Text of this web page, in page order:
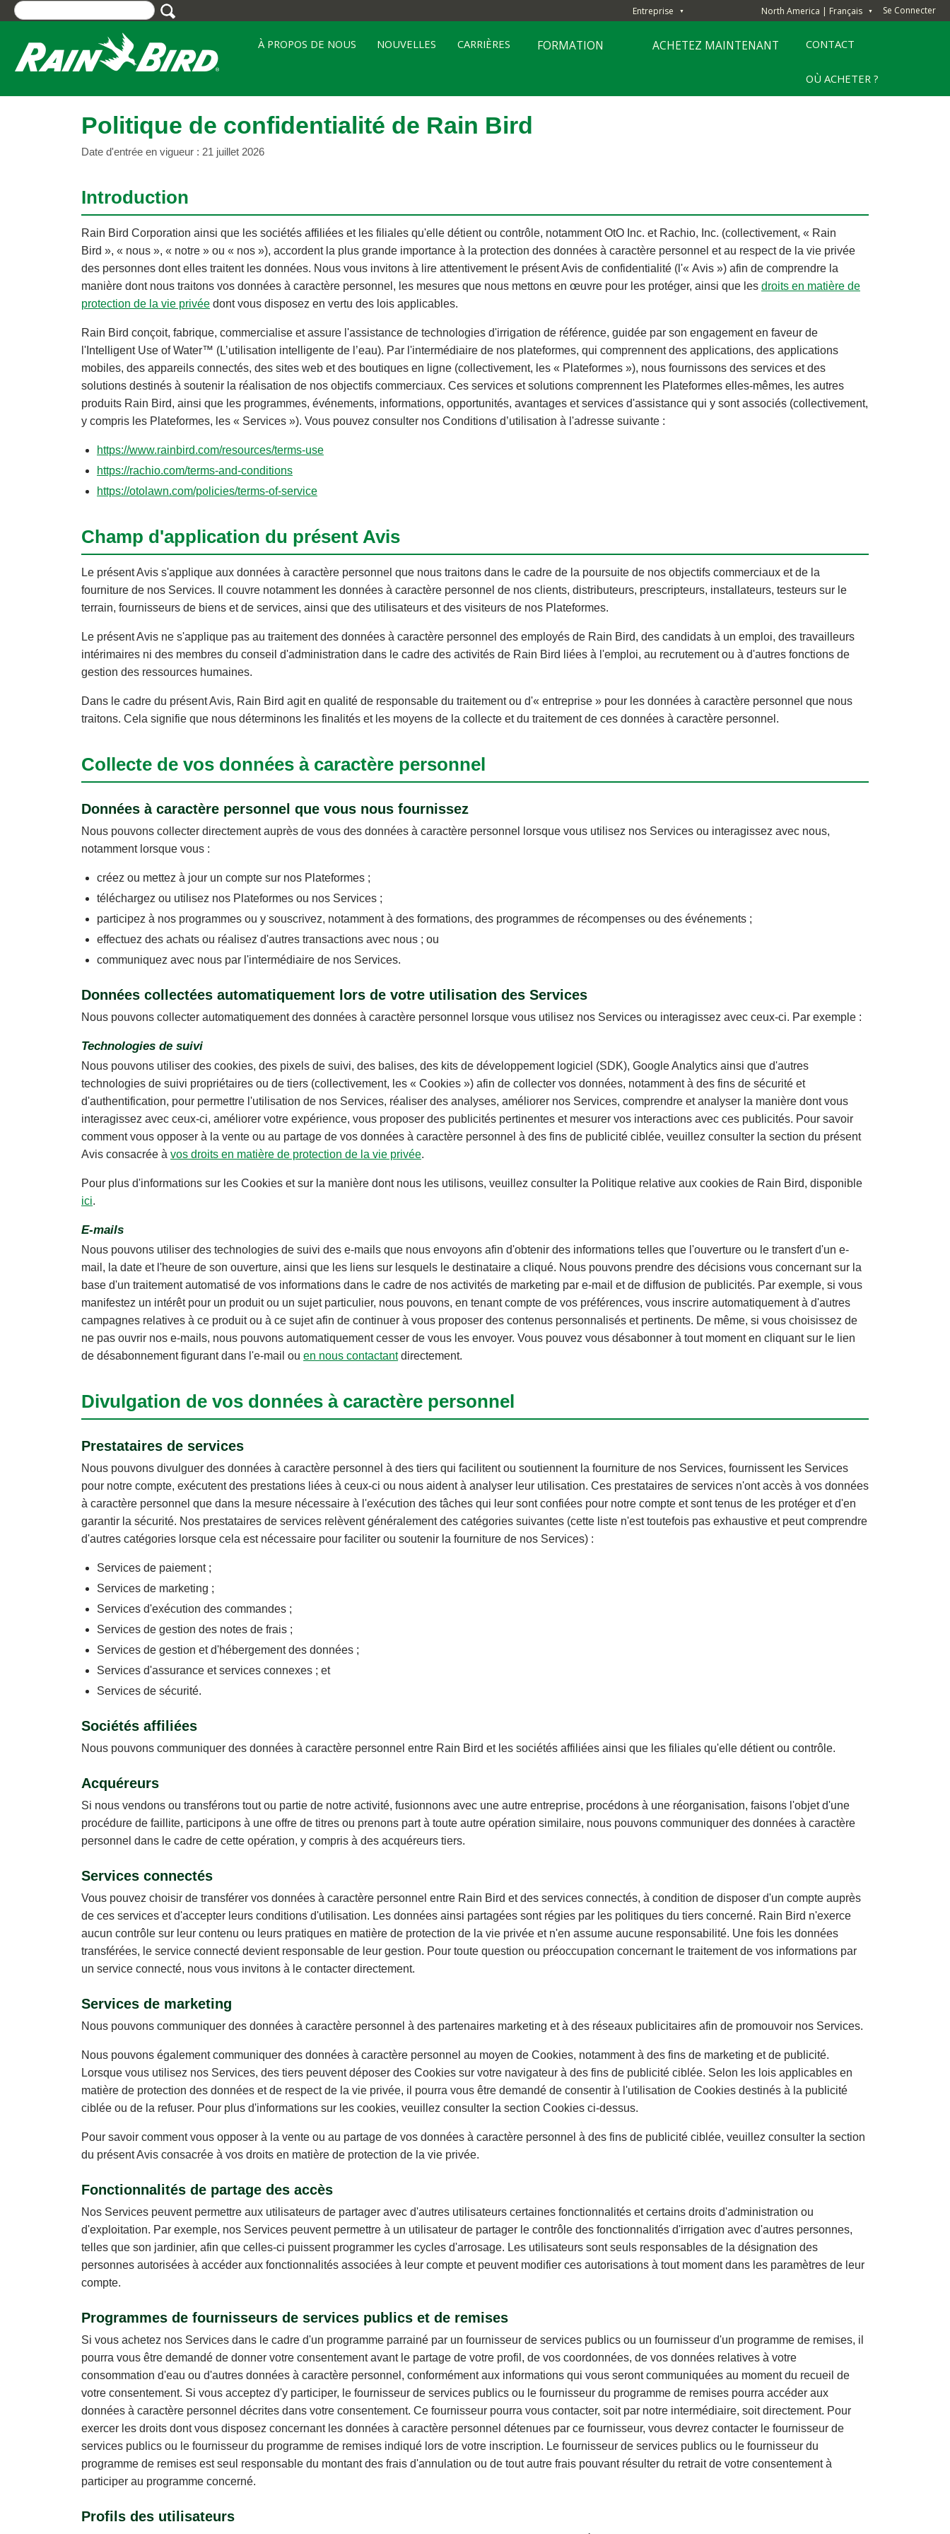
Skip
to
content
Entreprise ▼ North America | Français ▼ Se Connecter
À PROPOS DE NOUS NOUVELLES CARRIÈRES FORMATION ACHETEZ MAINTENANT CONTACT
OÙ ACHETER ?
Politique de confidentialité de Rain Bird
Date d'entrée en vigueur : 21 juillet 2026
Introduction
Rain Bird Corporation ainsi que les sociétés affiliées et les filiales qu'elle détient ou contrôle, notamment OtO Inc. et Rachio, Inc. (collectivement, « Rain
Bird », « nous », « notre » ou « nos »), accordent la plus grande importance à la protection des données à caractère personnel et au respect de la vie privée
des personnes dont elles traitent les données. Nous vous invitons à lire attentivement le présent Avis de confidentialité (l'« Avis ») afin de comprendre la
manière dont nous traitons vos données à caractère personnel, les mesures que nous mettons en œuvre pour les protéger, ainsi que les droits en matière de
protection de la vie privée dont vous disposez en vertu des lois applicables.
Rain Bird conçoit, fabrique, commercialise et assure l'assistance de technologies d'irrigation de référence, guidée par son engagement en faveur de
l'Intelligent Use of Water™ (L’utilisation intelligente de l’eau). Par l'intermédiaire de nos plateformes, qui comprennent des applications, des applications
mobiles, des appareils connectés, des sites web et des boutiques en ligne (collectivement, les « Plateformes »), nous fournissons des services et des
solutions destinés à soutenir la réalisation de nos objectifs commerciaux. Ces services et solutions comprennent les Plateformes elles-mêmes, les autres
produits Rain Bird, ainsi que les programmes, événements, informations, opportunités, avantages et services d'assistance qui y sont associés (collectivement,
y compris les Plateformes, les « Services »). Vous pouvez consulter nos Conditions d’utilisation à l'adresse suivante :
https://www.rainbird.com/resources/terms-use
https://rachio.com/terms-and-conditions
https://otolawn.com/policies/terms-of-service
Champ d'application du présent Avis
Le présent Avis s'applique aux données à caractère personnel que nous traitons dans le cadre de la poursuite de nos objectifs commerciaux et de la
fourniture de nos Services. Il couvre notamment les données à caractère personnel de nos clients, distributeurs, prescripteurs, installateurs, testeurs sur le
terrain, fournisseurs de biens et de services, ainsi que des utilisateurs et des visiteurs de nos Plateformes.
Le présent Avis ne s'applique pas au traitement des données à caractère personnel des employés de Rain Bird, des candidats à un emploi, des travailleurs
intérimaires ni des membres du conseil d'administration dans le cadre des activités de Rain Bird liées à l'emploi, au recrutement ou à d'autres fonctions de
gestion des ressources humaines.
Dans le cadre du présent Avis, Rain Bird agit en qualité de responsable du traitement ou d'« entreprise » pour les données à caractère personnel que nous
traitons. Cela signifie que nous déterminons les finalités et les moyens de la collecte et du traitement de ces données à caractère personnel.
Collecte de vos données à caractère personnel
Données à caractère personnel que vous nous fournissez
Nous pouvons collecter directement auprès de vous des données à caractère personnel lorsque vous utilisez nos Services ou interagissez avec nous,
notamment lorsque vous :
créez ou mettez à jour un compte sur nos Plateformes ;
téléchargez ou utilisez nos Plateformes ou nos Services ;
participez à nos programmes ou y souscrivez, notamment à des formations, des programmes de récompenses ou des événements ;
effectuez des achats ou réalisez d'autres transactions avec nous ; ou
communiquez avec nous par l'intermédiaire de nos Services.
Données collectées automatiquement lors de votre utilisation des Services
Nous pouvons collecter automatiquement des données à caractère personnel lorsque vous utilisez nos Services ou interagissez avec ceux-ci. Par exemple :
Technologies de suivi
Nous pouvons utiliser des cookies, des pixels de suivi, des balises, des kits de développement logiciel (SDK), Google Analytics ainsi que d'autres
technologies de suivi propriétaires ou de tiers (collectivement, les « Cookies ») afin de collecter vos données, notamment à des fins de sécurité et
d'authentification, pour permettre l'utilisation de nos Services, réaliser des analyses, améliorer nos Services, comprendre et analyser la manière dont vous
interagissez avec ceux-ci, améliorer votre expérience, vous proposer des publicités pertinentes et mesurer vos interactions avec ces publicités. Pour savoir
comment vous opposer à la vente ou au partage de vos données à caractère personnel à des fins de publicité ciblée, veuillez consulter la section du présent
Avis consacrée à vos droits en matière de protection de la vie privée.
Pour plus d'informations sur les Cookies et sur la manière dont nous les utilisons, veuillez consulter la Politique relative aux cookies de Rain Bird, disponible
ici.
E-mails
Nous pouvons utiliser des technologies de suivi des e-mails que nous envoyons afin d'obtenir des informations telles que l'ouverture ou le transfert d'un e-
mail, la date et l'heure de son ouverture, ainsi que les liens sur lesquels le destinataire a cliqué. Nous pouvons prendre des décisions vous concernant sur la
base d'un traitement automatisé de vos informations dans le cadre de nos activités de marketing par e-mail et de diffusion de publicités. Par exemple, si vous
manifestez un intérêt pour un produit ou un sujet particulier, nous pouvons, en tenant compte de vos préférences, vous inscrire automatiquement à d'autres
campagnes relatives à ce produit ou à ce sujet afin de continuer à vous proposer des contenus personnalisés et pertinents. De même, si vous choisissez de
ne pas ouvrir nos e-mails, nous pouvons automatiquement cesser de vous les envoyer. Vous pouvez vous désabonner à tout moment en cliquant sur le lien
de désabonnement figurant dans l'e-mail ou en nous contactantdirectement.
Divulgation de vos données à caractère personnel
Prestataires de services
Nous pouvons divulguer des données à caractère personnel à des tiers qui facilitent ou soutiennent la fourniture de nos Services, fournissent les Services
pour notre compte, exécutent des prestations liées à ceux-ci ou nous aident à analyser leur utilisation. Ces prestataires de services n'ont accès à vos données
à caractère personnel que dans la mesure nécessaire à l'exécution des tâches qui leur sont confiées pour notre compte et sont tenus de les protéger et d'en
garantir la sécurité. Nos prestataires de services relèvent généralement des catégories suivantes (cette liste n'est toutefois pas exhaustive et peut comprendre
d'autres catégories lorsque cela est nécessaire pour faciliter ou soutenir la fourniture de nos Services) :
Services de paiement ;
Services de marketing ;
Services d'exécution des commandes ;
Services de gestion des notes de frais ;
Services de gestion et d'hébergement des données ;
Services d'assurance et services connexes ; et
Services de sécurité.
Sociétés affiliées
Nous pouvons communiquer des données à caractère personnel entre Rain Bird et les sociétés affiliées ainsi que les filiales qu'elle détient ou contrôle.
Acquéreurs
Si nous vendons ou transférons tout ou partie de notre activité, fusionnons avec une autre entreprise, procédons à une réorganisation, faisons l'objet d'une
procédure de faillite, participons à une offre de titres ou prenons part à toute autre opération similaire, nous pouvons communiquer des données à caractère
personnel dans le cadre de cette opération, y compris à des acquéreurs tiers.
Services connectés
Vous pouvez choisir de transférer vos données à caractère personnel entre Rain Bird et des services connectés, à condition de disposer d'un compte auprès
de ces services et d'accepter leurs conditions d'utilisation. Les données ainsi partagées sont régies par les politiques du tiers concerné. Rain Bird n'exerce
aucun contrôle sur leur contenu ou leurs pratiques en matière de protection de la vie privée et n'en assume aucune responsabilité. Une fois les données
transférées, le service connecté devient responsable de leur gestion. Pour toute question ou préoccupation concernant le traitement de vos informations par
un service connecté, nous vous invitons à le contacter directement.
Services de marketing
Nous pouvons communiquer des données à caractère personnel à des partenaires marketing et à des réseaux publicitaires afin de promouvoir nos Services.
Nous pouvons également communiquer des données à caractère personnel au moyen de Cookies, notamment à des fins de marketing et de publicité.
Lorsque vous utilisez nos Services, des tiers peuvent déposer des Cookies sur votre navigateur à des fins de publicité ciblée. Selon les lois applicables en
matière de protection des données et de respect de la vie privée, il pourra vous être demandé de consentir à l'utilisation de Cookies destinés à la publicité
ciblée ou de la refuser. Pour plus d'informations sur les cookies, veuillez consulter la section Cookies ci-dessus.
Pour savoir comment vous opposer à la vente ou au partage de vos données à caractère personnel à des fins de publicité ciblée, veuillez consulter la section
du présent Avis consacrée à vos droits en matière de protection de la vie privée.
Fonctionnalités de partage des accès
Nos Services peuvent permettre aux utilisateurs de partager avec d'autres utilisateurs certaines fonctionnalités et certains droits d'administration ou
d'exploitation. Par exemple, nos Services peuvent permettre à un utilisateur de partager le contrôle des fonctionnalités d'irrigation avec d'autres personnes,
telles que son jardinier, afin que celles-ci puissent programmer les cycles d'arrosage. Les utilisateurs sont seuls responsables de la désignation des
personnes autorisées à accéder aux fonctionnalités associées à leur compte et peuvent modifier ces autorisations à tout moment dans les paramètres de leur
compte.
Programmes de fournisseurs de services publics et de remises
Si vous achetez nos Services dans le cadre d'un programme parrainé par un fournisseur de services publics ou un fournisseur d'un programme de remises, il
pourra vous être demandé de donner votre consentement avant le partage de votre profil, de vos coordonnées, de vos données relatives à votre
consommation d'eau ou d'autres données à caractère personnel, conformément aux informations qui vous seront communiquées au moment du recueil de
votre consentement. Si vous acceptez d'y participer, le fournisseur de services publics ou le fournisseur du programme de remises pourra accéder aux
données à caractère personnel décrites dans votre consentement. Ce fournisseur pourra vous contacter, soit par notre intermédiaire, soit directement. Pour
exercer les droits dont vous disposez concernant les données à caractère personnel détenues par ce fournisseur, vous devrez contacter le fournisseur de
services publics ou le fournisseur du programme de remises indiqué lors de votre inscription. Le fournisseur de services publics ou le fournisseur du
programme de remises est seul responsable du montant des frais d'annulation ou de tout autre frais pouvant résulter du retrait de votre consentement à
participer au programme concerné.
Profils des utilisateurs